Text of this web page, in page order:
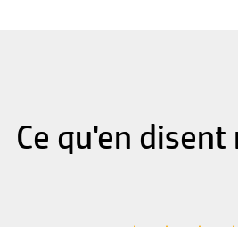
Ce qu'en